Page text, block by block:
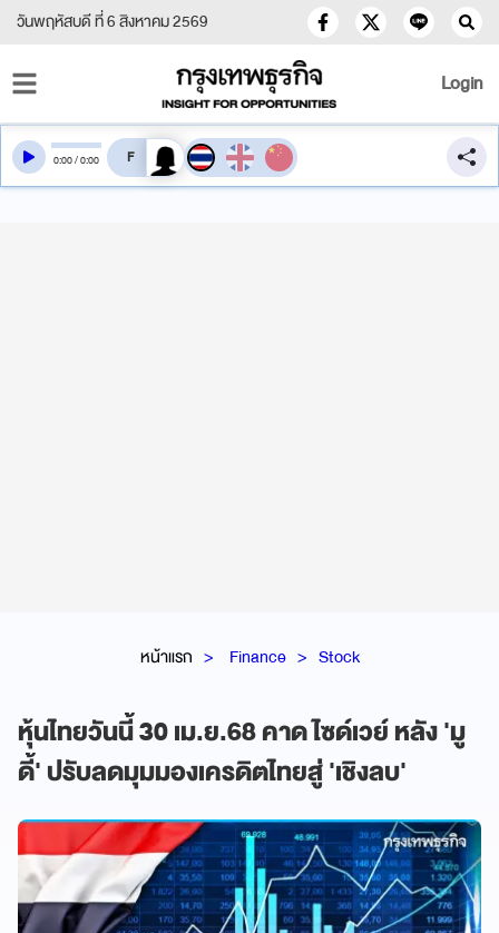
วันพฤหัสบดี ที่ 6 สิงหาคม 2569
Login
หน้าแรก Finance Stock
หุ้นไทยวันนี้ 30 เม.ย.68 คาด ไซด์เวย์ หลัง 'มู
ดี้' ปรับลดมุมมองเครดิตไทยสู่ 'เชิงลบ'
0:00/0:00 สลับเสียงอ่าน